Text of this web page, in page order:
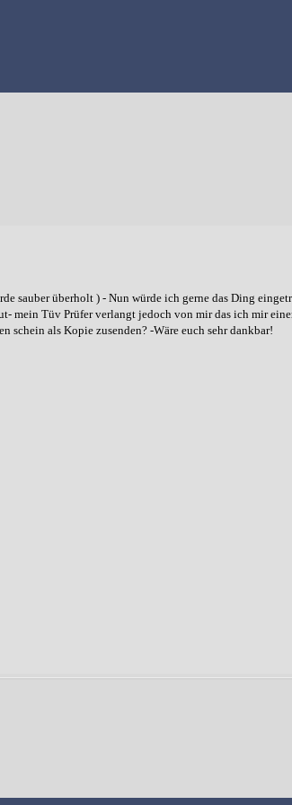
sauber überholt ) - Nun würde ich gerne das Ding
mein Tüv Prüfer verlangt jedoch von mir das ich mir
schein als Kopie zusenden? -Wäre euch sehr dankbar!